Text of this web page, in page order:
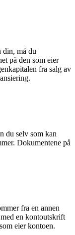
din, må du
på den som eier
fra salg av
du selv som kan
Dokumentene på
fra en annen
en kontoutskrift
eier kontoen.